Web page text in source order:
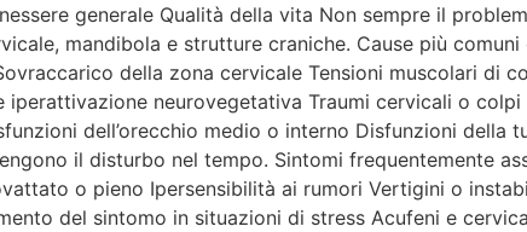
generale Qualità della vita Non sempre il
mandibola e strutture craniche. Cause più
della zona cervicale Tensioni muscolari di
neurovegetativa Traumi cervicali o
dell’orecchio medio o interno Disfunzioni della
il disturbo nel tempo. Sintomi frequentemente
o pieno Ipersensibilità ai rumori Vertigini o
del sintomo in situazioni di stress Acufeni e